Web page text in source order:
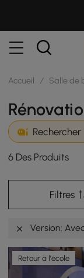
Accueil / Salle de
Rechercher
6 Des Produits
Filtres
Version:
Retour à l'école